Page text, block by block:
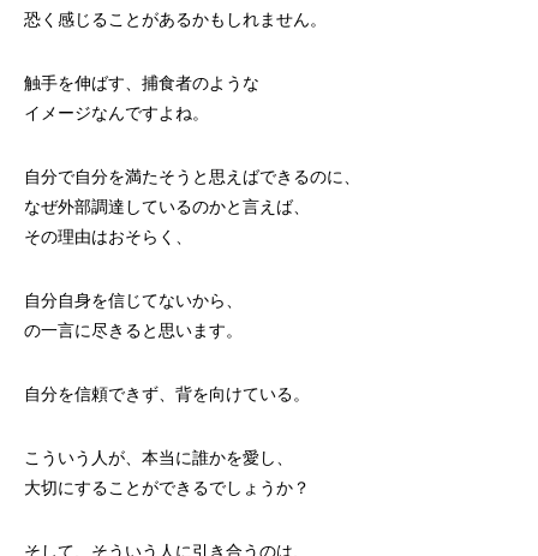
恐く感じることがあるかもしれません。
触手を伸ばす、捕食者のような
イメージなんですよね。
自分で自分を満たそうと思えばできるのに、
なぜ外部調達しているのかと言えば、
その理由はおそらく、
自分自身を信じてないから、
の一言に尽きると思います。
自分を信頼できず、背を向けている。
こういう人が、本当に誰かを愛し、
大切にすることができるでしょうか？
そして、そういう人に引き合うのは、